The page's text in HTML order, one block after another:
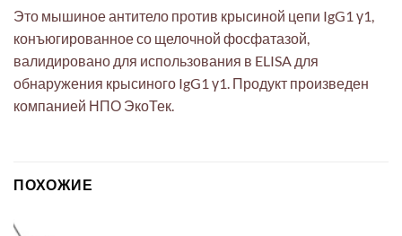
Это мышиное антитело против крысиной цепи IgG1 γ1,
конъюгированное со щелочной фосфатазой,
валидировано для использования в ELISA для
обнаружения крысиного IgG1 γ1. Продукт произведен
компанией НПО ЭкоТек.
ПОХОЖИЕ